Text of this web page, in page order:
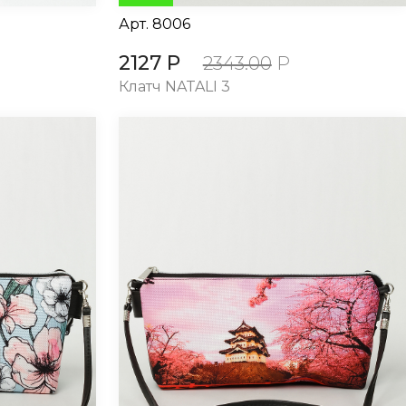
Арт. 8006
2127 Р 2343.00 Р
Клатч NATALI 3